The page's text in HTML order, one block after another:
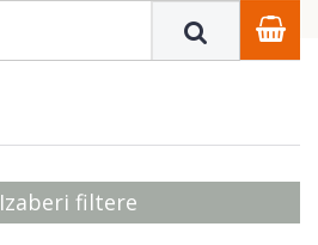
Izaberi filtere